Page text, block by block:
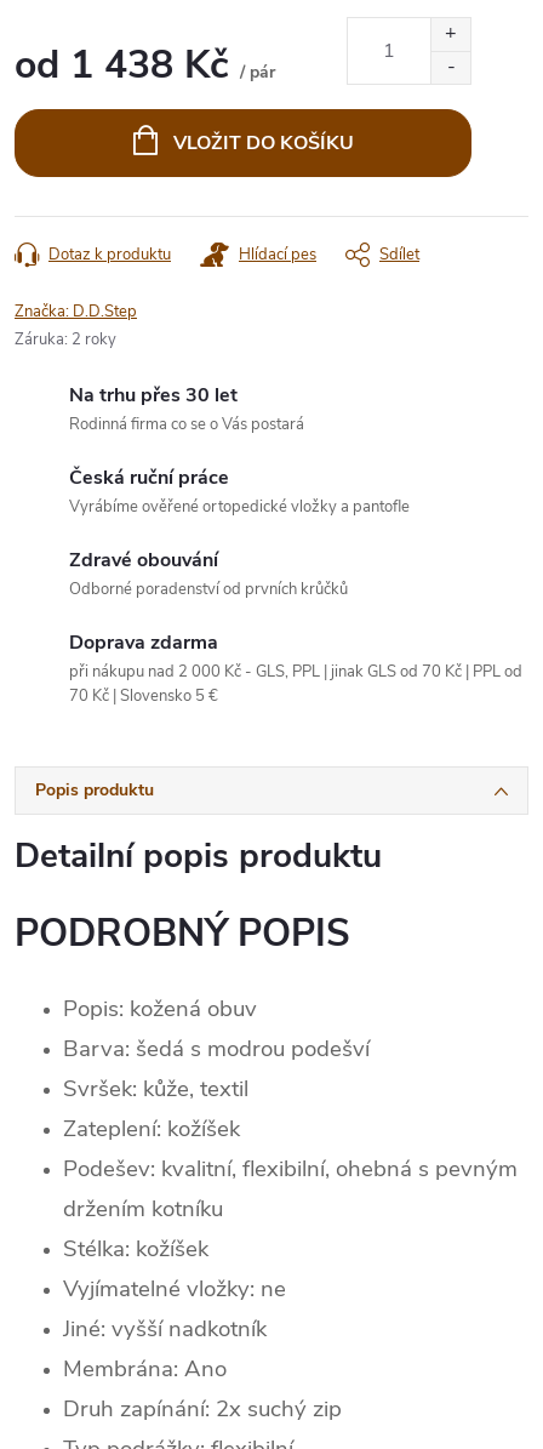
od 1 438 Kč / pár
cena:
VLOŽIT DO KOŠÍKU
Dotaz k produktu Hlídací pes Sdílet
Značka: D.D.Step
Záruka: 2 roky
Na trhu přes 30 let
Rodinná firma co se o Vás postará
Česká ruční práce
Vyrábíme ověřené ortopedické vložky a pantofle
Zdravé obouvání
Odborné poradenství od prvních krůčků
Doprava zdarma
při nákupu nad 2 000 Kč - GLS, PPL | jinak GLS od 70 Kč | PPL od
70 Kč | Slovensko 5 €
Popis produktu
Detailní popis produktu
PODROBNÝ POPIS
Popis: kožená obuv
Barva: šedá s modrou podešví
Svršek: kůže, textil
Zateplení: kožíšek
Podešev: kvalitní, flexibilní, ohebná s pevným
držením kotníku
Stélka: kožíšek
Vyjímatelné vložky: ne
Jiné: vyšší nadkotník
Membrána: Ano
Druh zapínání: 2x suchý zip